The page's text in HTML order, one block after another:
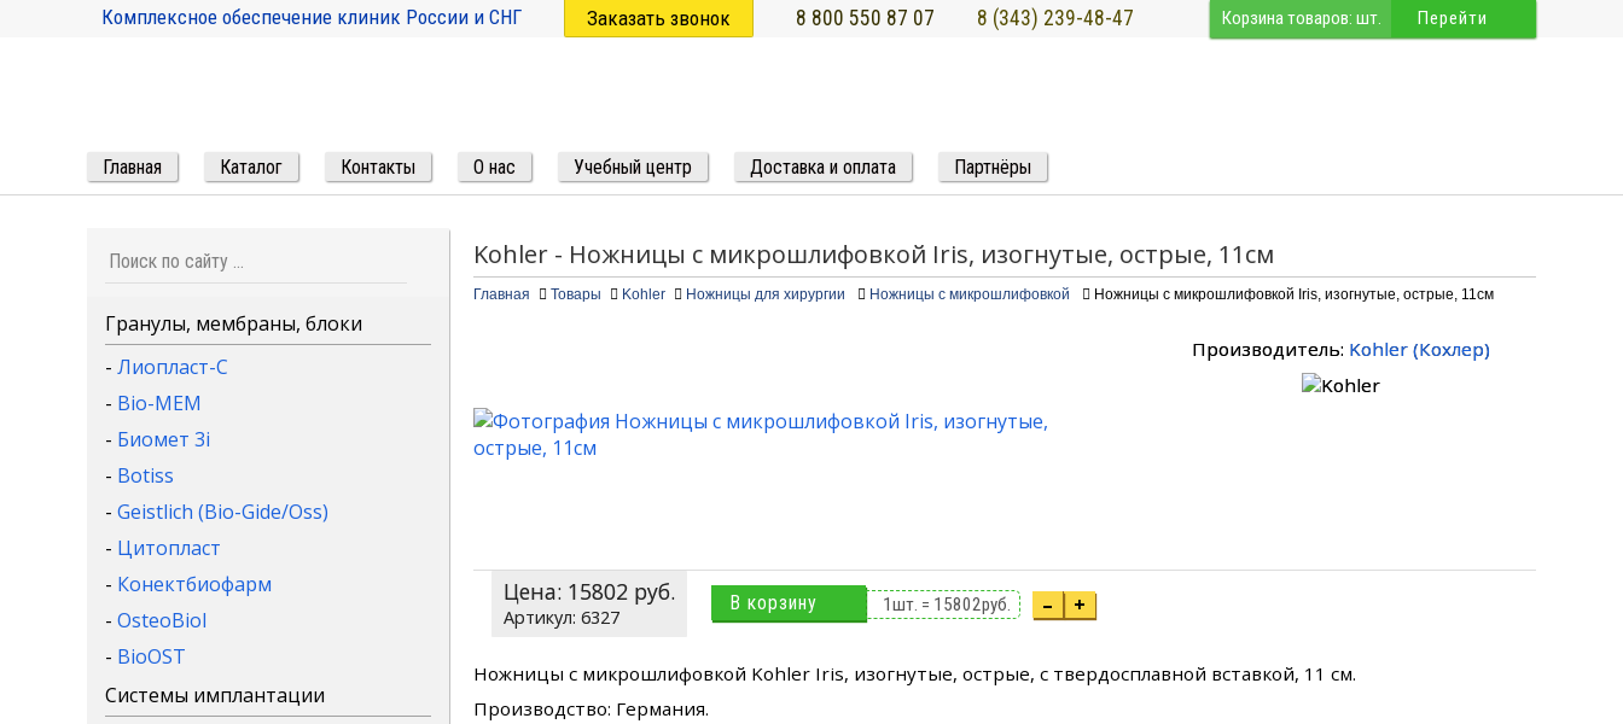
Перейти
Корзина товаров: шт.
Комплексное обеспечение клиник России и СНГ Заказать звонок 8 800 550 87 07 8 (343) 239-48-47
Главная Каталог Контакты О нас Учебный центр Доставка и оплата Партнёры
Kohler - Ножницы с микрошлифовкой Iris, изогнутые, острые, 11см
Главная Товары Kohler Ножницы для хирургии Ножницы с микрошлифовкой Ножницы с микрошлифовкой Iris, изогнутые, острые, 11см
Производитель: Kohler(Кохлер)
Цена: 15802 руб.
6327
В корзину 1шт. = 15802руб. – +
Ножницы с микрошлифовкой Kohler Iris, изогнутые, острые, с твердосплавной вставкой, 11 см.
Производство: Германия.
Гранулы, мембраны, блоки
- Лиопласт-С
- Bio-MEM
- Биомет 3i
- Botiss
- Geistlich (Bio-Gide/Oss)
- Цитопласт
- Конектбиофарм
- OsteoBiol
- BioOST
Системы имплантации